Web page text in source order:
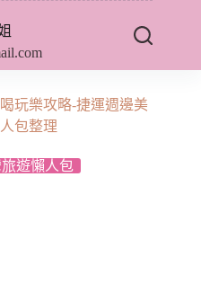
玩樂攻略-捷運週邊美
包整理
遊懶人包